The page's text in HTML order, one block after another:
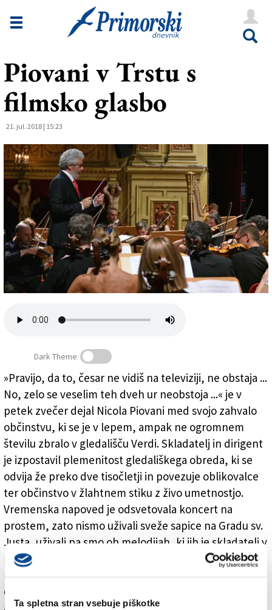
Ta spletna stran vsebuje piškotke
Novice
Goriška
Kultura
Še
Vreme
V Kioskih
Uredništvo
Založnik
Piovani v Trstu s
filmsko glasbo
21. jul. 2018 | 15:23
Piovani v Trstu s filmsko glasbo
Dark Theme
»Pravijo, da to, česar ne vidiš na televiziji, ne obstaja ...
No, zelo se veselim teh dveh ur neobstoja ...« je v
petek zvečer dejal Nicola Piovani med svojo zahvalo
občinstvu, ki se je v lepem, ampak ne ogromnem
številu zbralo v gledališču Verdi. Skladatelj in dirigent
je izpostavil plemenitost gledališkega obreda, ki se
odvija že preko dve tisočletji in povezuje oblikovalce
ter občinstvo v žlahtnem stiku z živo umetnostjo.
Vremenska napoved je odsvetovala koncert na
prostem, zato nismo uživali sveže sapice na Gradu sv.
Justa, uživali pa smo ob melodijah, ki jih je skladatelj v
petdesetletni karieri spisal za filme bratov Taviani,
Roberta Benignija in Federica Fellinija (in še veliko
drugih režiserjev). Mojster, ki sicer nima stroge